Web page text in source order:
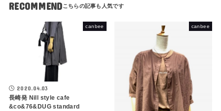
RECOMMEND
canbee
2020.04.03
長崎発 Nill style cafe
&co&76&DUG standard
canbee